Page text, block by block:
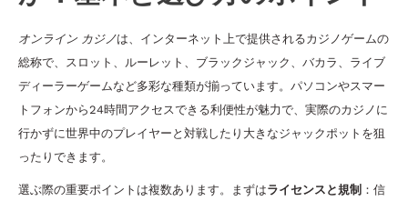
オンライン カジノは、インターネット上で提供されるカジノゲームの
総称で、スロット、ルーレット、ブラックジャック、バカラ、ライブ
ディーラーゲームなど多彩な種類が揃っています。パソコンやスマー
トフォンから24時間アクセスできる利便性が魅力で、実際のカジノに
行かずに世界中のプレイヤーと対戦したり大きなジャックポットを狙
ったりできます。
選ぶ際の重要ポイントは複数あります。まずはライセンスと規制 ：信